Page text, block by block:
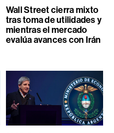
Wall Street cierra mixto
tras toma de utilidades y
mientras el mercado
evalúa avances con Irán